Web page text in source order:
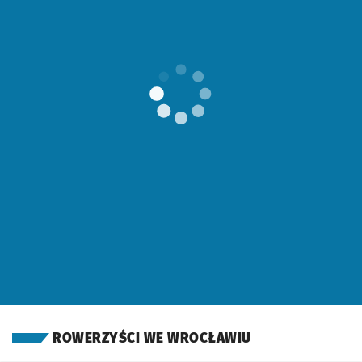
ROWERZYŚCI WE WROCŁAWIUOTWORZY SIĘ W